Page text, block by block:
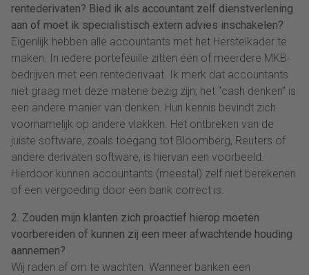
rentederivaten? Bied ik als accountant zelf dienstverlening
aan of moet ik specialistisch extern advies inschakelen?
Eigenlijk hebben alle accountants met het Herstelkader te
maken. In iedere portefeuille zitten één of meerdere MKB-
bedrijven met een rentederivaat. Ik merk dat accountants
niet graag met deze materie bezig zijn; het “cash denken” is
een andere manier van denken. Hun kennis bevindt zich
voornamelijk op andere vlakken. Het ontbreken van de
juiste software, zoals toegang tot Bloomberg, Reuters of
andere derivaten software, is hiervan een voorbeeld.
Hierdoor kunnen accountants (meestal) zelf niet berekenen
of een vergoeding door een bank correct is.
2. Zouden mijn klanten zich proactief hierop moeten
voorbereiden of kunnen zij een meer afwachtende houding
aannemen?
Wij raden af om te wachten. Wanneer banken een